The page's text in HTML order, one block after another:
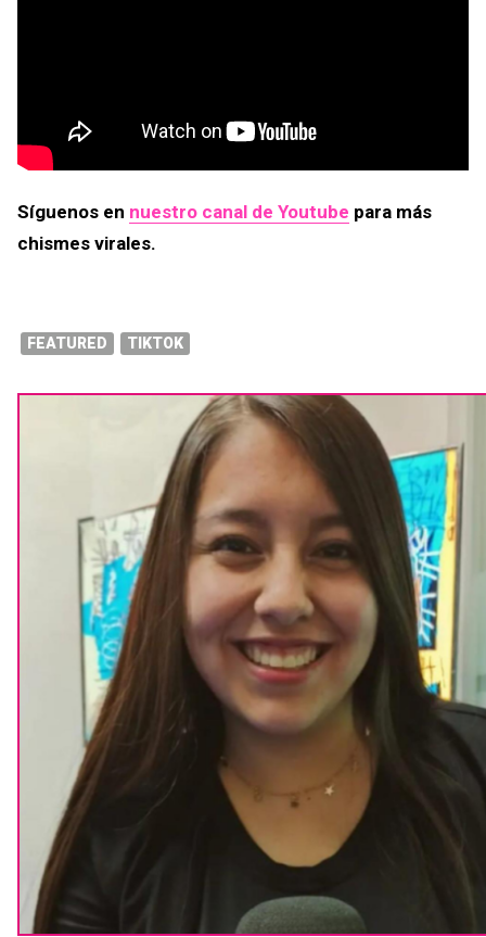
Síguenos en nuestro canal de Youtube para más
chismes virales.
FEATURED TIKTOK